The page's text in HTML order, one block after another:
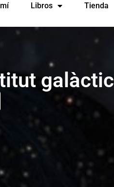
Libros Tienda
galàctic